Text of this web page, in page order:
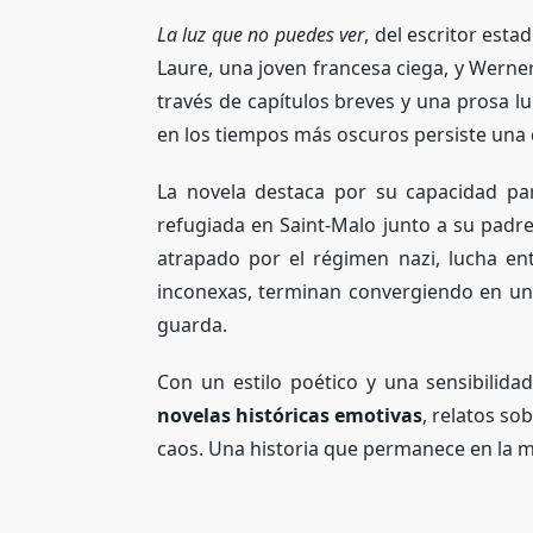
La luz que no puedes ver, del escritor
Laure, una joven francesa ciega, y
través de capítulos breves y una prosa
en los tiempos más oscuros persiste una
La novela destaca por su capacidad
refugiada en Saint-Malo junto a su
atrapado por el régimen nazi, lucha
inconexas, terminan convergiendo en
guarda.
Con un estilo poético y una
novelas históricas emotivas, relatos
caos. Una historia que permanece en la